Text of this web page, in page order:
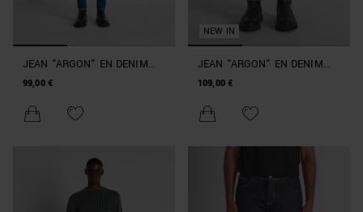
JEAN "ARGON" EN DENIM
BLEU SLIM FIT À LA
99,00 €
NEW IN
JEAN "ARGON" EN DENIM
BLEU SLIM FIT À LA
109,00 €